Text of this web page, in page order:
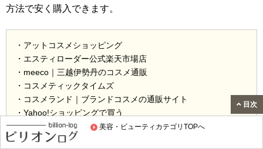
美容・ビューティカテゴリTOPへ
方法で安く購入できます。
・アットコスメショッピング
・エスティローダー公式楽天市場店
・meeco｜三越伊勢丹のコスメ通販
・コスメティックタイムズ
・コスメランド｜ブランドコスメの通販サイト
・Yahoo!ショッピングで買う
・Amazon
・エスティローダー公式オンラインショップ
目次